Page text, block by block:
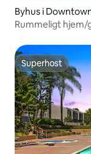
Byhus i
Rummeligt hjem/
Superhost
Superhost